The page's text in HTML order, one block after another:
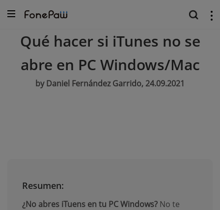
Qué hacer si iTunes no se
abre en PC Windows/Mac
by Daniel Fernández Garrido, 24.09.2021
Resumen:
¿No abres iTuens en tu PC Windows? No te